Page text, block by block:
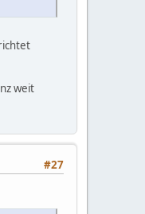
weit
#27